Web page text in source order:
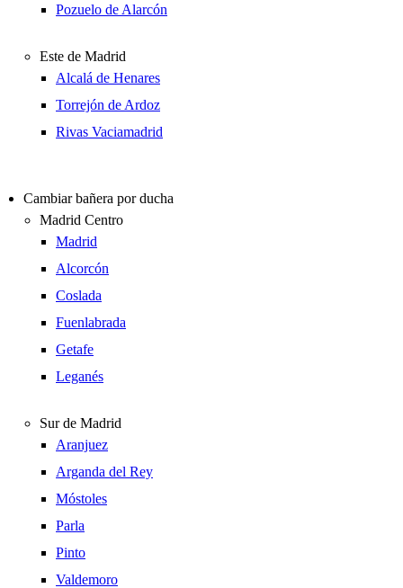
Pozuelo de Alarcón
Este de Madrid
Alcalá de Henares
Torrejón de Ardoz
Rivas Vaciamadrid
Cambiar bañera por ducha
Madrid Centro
Madrid
Alcorcón
Coslada
Fuenlabrada
Getafe
Leganés
Sur de Madrid
Aranjuez
Arganda del Rey
Móstoles
Parla
Pinto
Valdemoro